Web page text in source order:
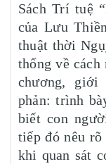
Sách Trí tuệ
của Lưu
thuật thời
thống về cách
chương, giới
phản: trình
biết con
tiếp đó nêu
khi quan sát